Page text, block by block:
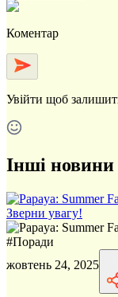
Коментар
Увійти щоб
Інші новини
Зверни увагу!
#Поради
жовтень 24, 2025